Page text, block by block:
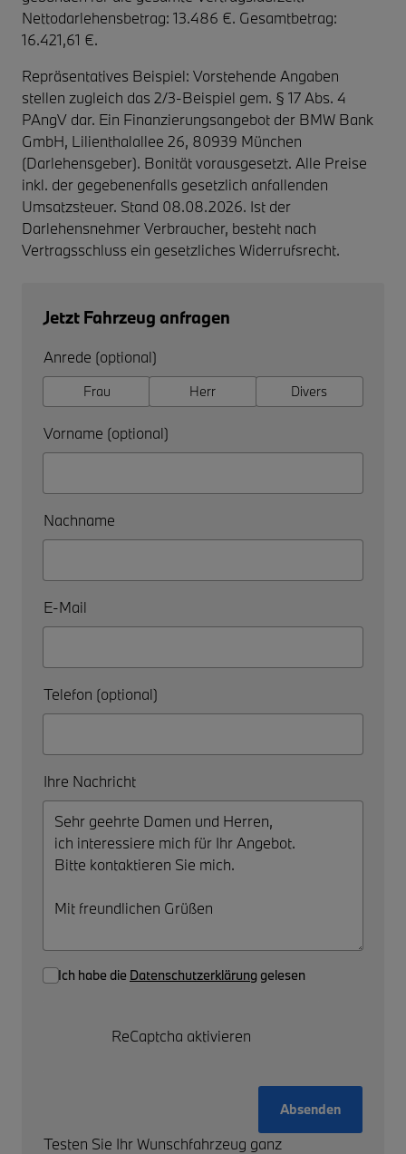
Nettodarlehensbetrag: 13.486 €. Gesamtbetrag:
16.421,61 €.
Repräsentatives Beispiel: Vorstehende Angaben
stellen zugleich das 2/3-Beispiel gem. § 17 Abs. 4
PAngV dar. Ein Finanzierungsangebot der BMW Bank
GmbH, Lilienthalallee 26, 80939 München
(Darlehensgeber). Bonität vorausgesetzt. Alle Preise
inkl. der gegebenenfalls gesetzlich anfallenden
Umsatzsteuer. Stand 08.08.2026. Ist der
Darlehensnehmer Verbraucher, besteht nach
Vertragsschluss ein gesetzliches Widerrufsrecht.
Jetzt Fahrzeug anfragen
Anrede (optional)
Frau Herr Divers
Vorname (optional)
Nachname
E-Mail
Telefon (optional)
Ihre Nachricht
Ich habe die Datenschutzerklärung gelesen
ReCaptcha aktivieren
Absenden
Testen Sie Ihr Wunschfahrzeug ganz